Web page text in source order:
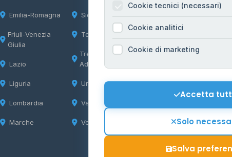
Emilia-Romagna
Friuli-Venezia
Giulia
Lazio
Liguria
Lombardia
Marche
Sicilia
Toscana
Trentino-Alto
Adige
Umbria
Valle d'Aosta
Veneto
Informazioni legali
Privacy Policy
Cookie Policy
Mappa del sito
Contattaci
Cookie tecnici (necessari)
Cookie analitici
Cookie di marketing
Accetta
Solo
Salva